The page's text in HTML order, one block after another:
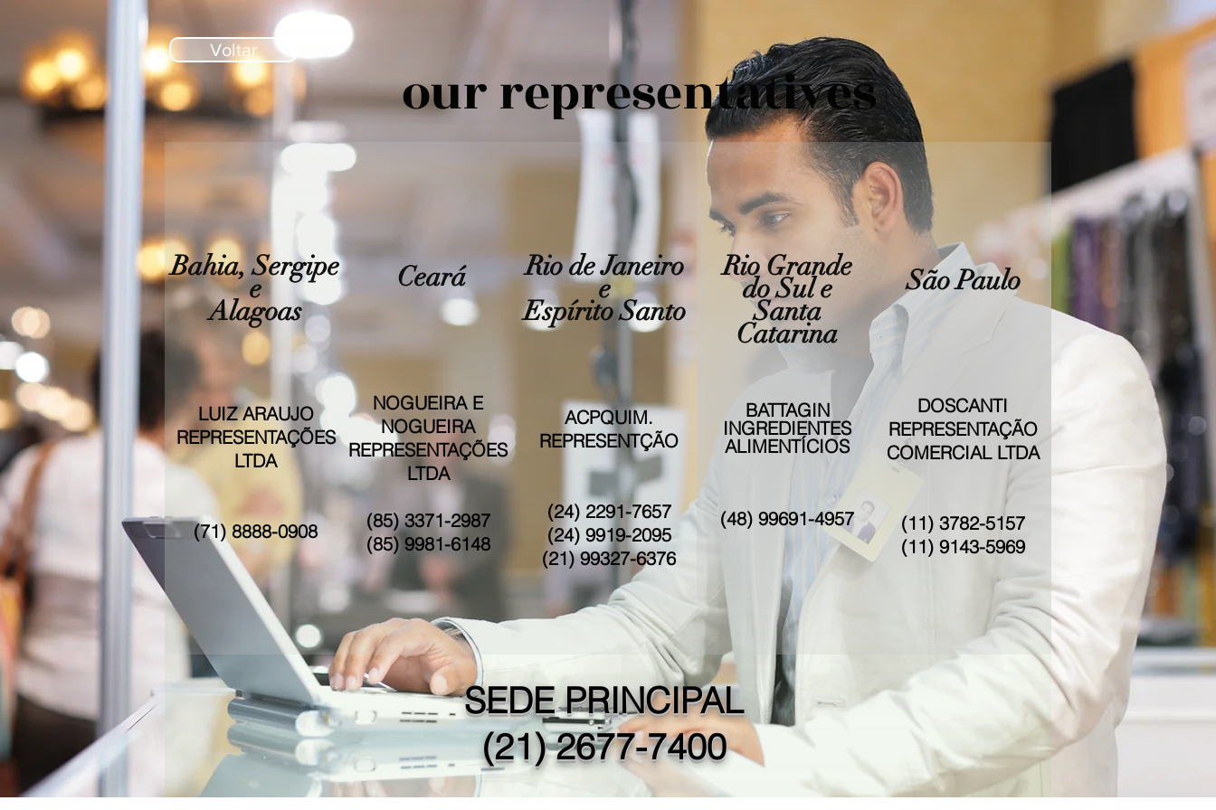
our representatives
Voltar
Bahia, Sergipe
e
Alagoas
LUIZ ARAUJO
REPRESENTAÇÕES
LTDA
(71) 8888-0908
Ceará
NOGUEIRA E
NOGUEIRA
REPRESENTAÇÕES
LTDA
(85) 3371-2987
(85) 9981-6148
Rio de Janeiro
e
Espírito Santo
ACPQUIM.
REPRESENTÇÃO
(24) 2291-7657
(24) 9919-2095
(21) 99327-6376
Rio Grande
do Sul e
Santa
Catarina
BATTAGIN
INGREDIENTES
ALIMENTÍCIOS
(48) 99691-4957
São Paulo
DOSCANTI
REPRESENTAÇÃO
COMERCIAL LTDA
(11) 3782-5157
(11)9143-5969
SEDE PRINCIPAL
(21) 2677-7400